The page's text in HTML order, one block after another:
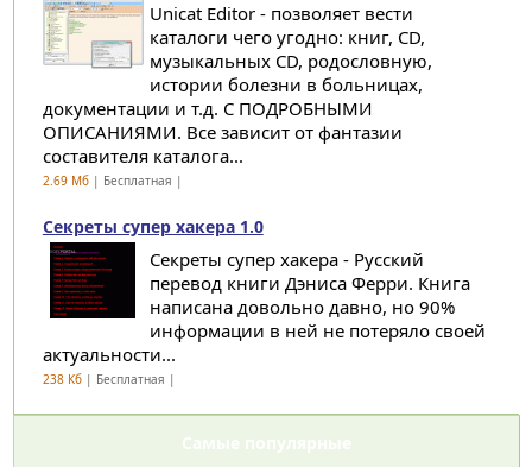
Unicat Editor - позволяет вести
каталоги чего угодно: книг, CD,
музыкальных CD, родословную,
истории болезни в больницах,
документации и т.д. С ПОДРОБНЫМИ
ОПИСАНИЯМИ. Все зависит от фантазии
составителя каталога...
2.69 Мб| Бесплатная |
Секреты супер хакера 1.0
Секреты супер хакера - Русский
перевод книги Дэниса Ферри. Книга
написана довольно давно, но 90%
информации в ней не потеряло своей
актуальности...
238 Кб| Бесплатная |
Самые популярные